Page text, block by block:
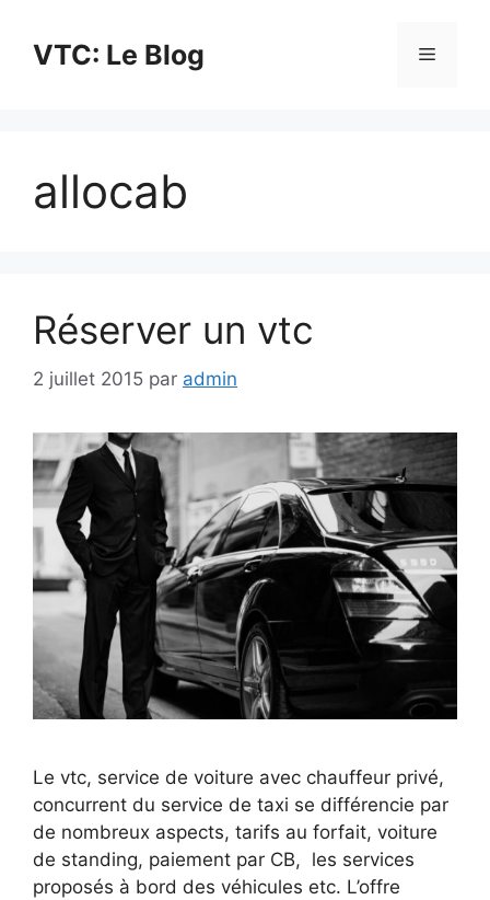
contenuVTC: Le Blog Menu
allocab
Réserver un vtc
2 juillet 2015 par admin
Le vtc, service de voiture avec chauffeur privé,
concurrent du service de taxi se différencie par
de nombreux aspects, tarifs au forfait, voiture
de standing, paiement par CB, les services
proposés à bord des véhicules etc. L’offre